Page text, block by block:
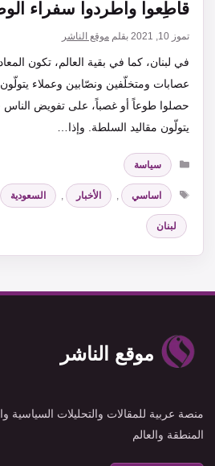
قاطِعوا واطردوا سفراء
تموز 10, 2021 بقلم موقع الناشر
في لبنان، كما في بقية العالم، تكون
عصابات ومتخلّفين ونصّابين وعملاء
حصلوا طوعاً أو غصباً، على تفويض الناس
يتولّون مقاليد السلطة. وإذا…
التصنيفات
سياسة
الوسوم
اساسي الأخبار السعودية
لبنان
موقع الناشر
منصة عربية للمقالات والتحليلات السياسية
المنطقة والعالم